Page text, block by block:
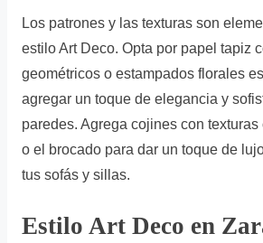
Los patrones y las texturas son
estilo Art Deco. Opta por papel tapiz
geométricos o estampados florales
agregar un toque de elegancia y
paredes. Agrega cojines con
o el brocado para dar un toque de
tus sofás y sillas.
Estilo Art Deco en